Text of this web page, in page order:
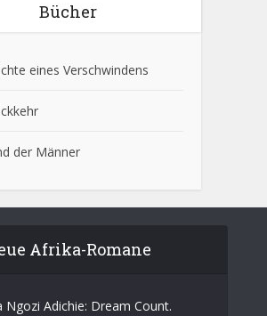
Bücher
eines Verschwindens
der Männer
Afrika-Romane
Ngozi Adichie: Dream Count.